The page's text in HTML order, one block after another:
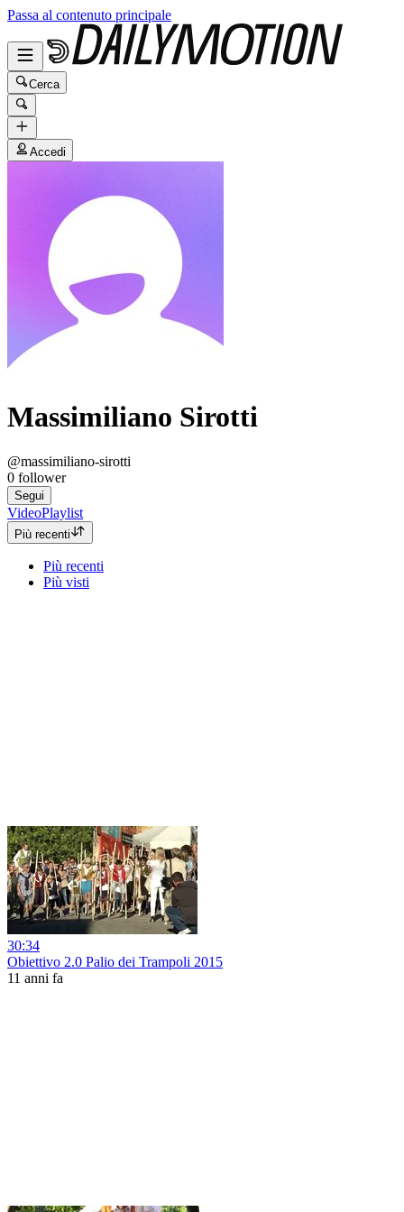
Passa al contenuto principale
Cerca
Accedi
Massimiliano Sirotti
@massimiliano-sirotti
0 follower
Segui
VideoPlaylist
Più recenti
Più recenti
Più visti
30:34
Obiettivo 2.0 Palio dei Trampoli 2015
11 anni fa